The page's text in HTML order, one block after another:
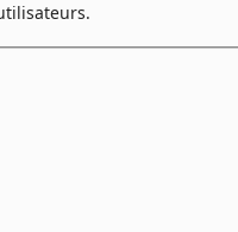
Us